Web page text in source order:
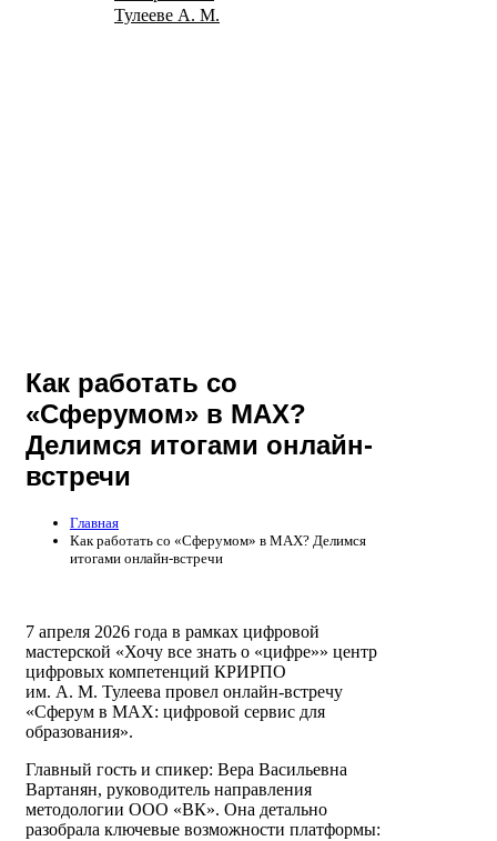
Тулееве А. М.
Как работать со
«Сферумом» в МАХ?
Делимся итогами онлайн-
встречи
Главная
Как работать со «Сферумом» в МАХ? Делимся
итогами онлайн-встречи
7 апреля 2026 года в рамках цифровой
мастерской «Хочу все знать о «цифре»» центр
цифровых компетенций КРИРПО
им. А. М. Тулеева провел онлайн-встречу
«Сферум в МАХ: цифровой сервис для
образования».
Главный гость и спикер: Вера Васильевна
Вартанян, руководитель направления
методологии ООО «ВК». Она детально
разобрала ключевые возможности платформы: